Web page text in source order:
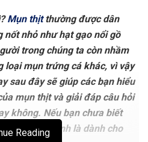
Mụn thịtthường được dân
nốt nhỏ như hạt gạo nổi gồ
trong chúng ta còn nhầm
loại mụn trứng cá khác, vì vậy
sau đây sẽ giúp các bạn hiểu
mụn thịt và giải đáp câu hỏi
không. Nếu bạn chưa biết
viết này chính là dành cho
Reading